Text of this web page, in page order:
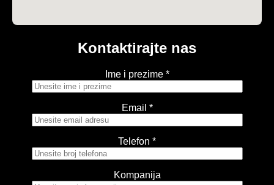
Kontaktirajte nas
Ime i prezime *
Email *
Telefon *
Kompanija